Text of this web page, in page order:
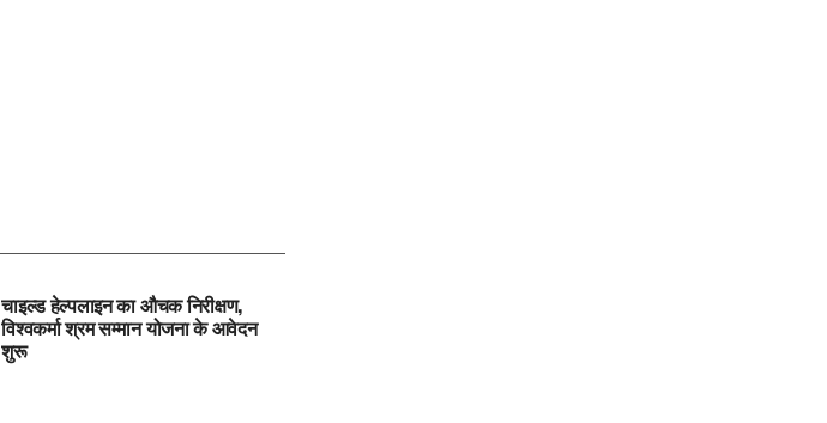
चाइल्ड हेल्पलाइन का औचक निरीक्षण,
विश्वकर्मा श्रम सम्मान योजना के आवेदन
शुरू